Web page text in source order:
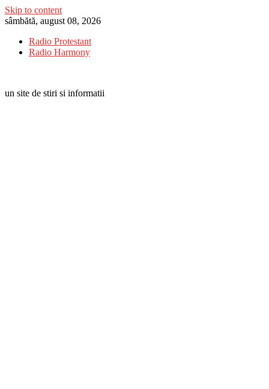
Skip to content
sâmbătă, august 08, 2026
Radio Protestant
Radio Harmony
un site de stiri si informatii